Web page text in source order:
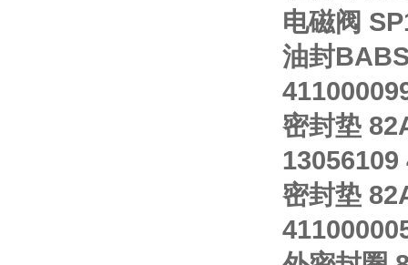
电磁阀
油封
密封垫
13056109
密封垫